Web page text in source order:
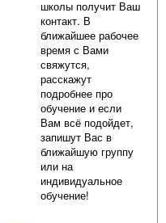
школы получит Ваш
контакт. В
ближайшее рабочее
время с Вами
свяжутся,
расскажут
подробнее про
обучение и если
Вам всё подойдет,
запишут Вас в
ближайшую группу
или на
индивидуальное
обучение!